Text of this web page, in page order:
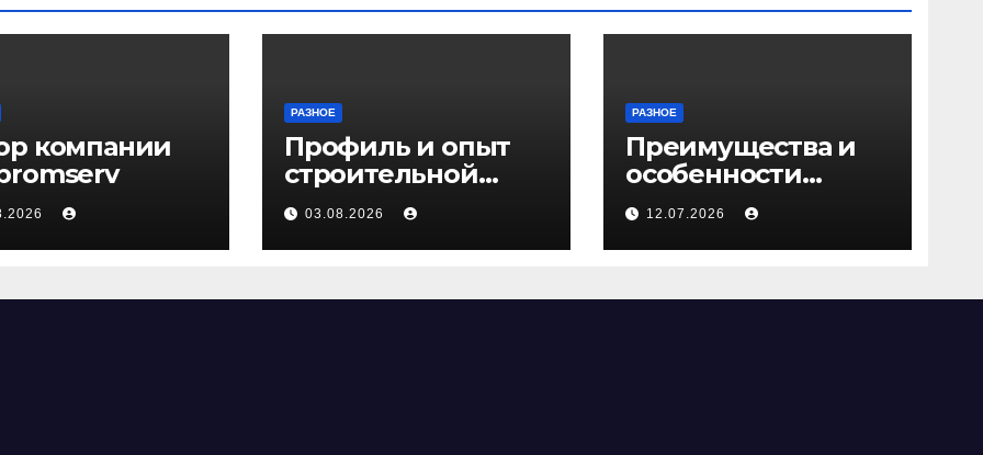
компании
РАЗНОЕ
Профиль и опыт
строительной
компании Медичи
03.08.2026
РАЗНОЕ
Преимущества и
особенности
скрытых дверей
12.07.2026